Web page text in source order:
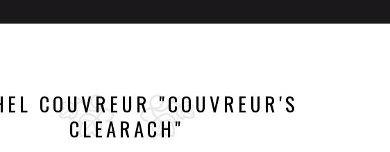
COUVREUR "COUVREUR'S
CLEARACH"